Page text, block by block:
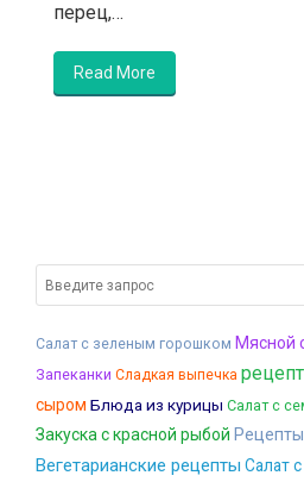
перец,…
Read More
Салат с зеленым горошком Мясной
Запеканки Сладкая выпечка
сыром Блюда из курицы Салат с
Закуска с красной рыбой
Вегетарианские рецепты Салат